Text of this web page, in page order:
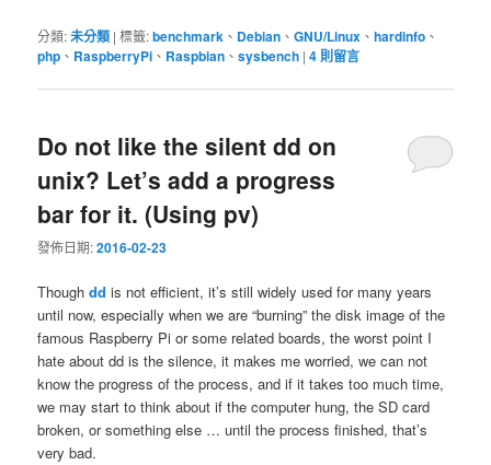
分類:未分類 |標籤:benchmark 、 Debian 、GNU/Linux 、hardinfo 、
php 、 RaspberryPi 、 Raspbian 、sysbench |4 則留言
Do not like the silent dd on
unix? Let’s add a progress
bar for it. (Using pv)
發佈日期:2016-02-23
Thoughdd is not efficient, it’s still widely used for many years
until now, especially when we are “burning” the disk image of the
famous Raspberry Pi or some related boards, the worst point I
hate about dd is the silence, it makes me worried, we can not
know the progress of the process, and if it takes too much time,
we may start to think about if the computer hung, the SD card
broken, or something else … until the process finished, that’s
very bad.